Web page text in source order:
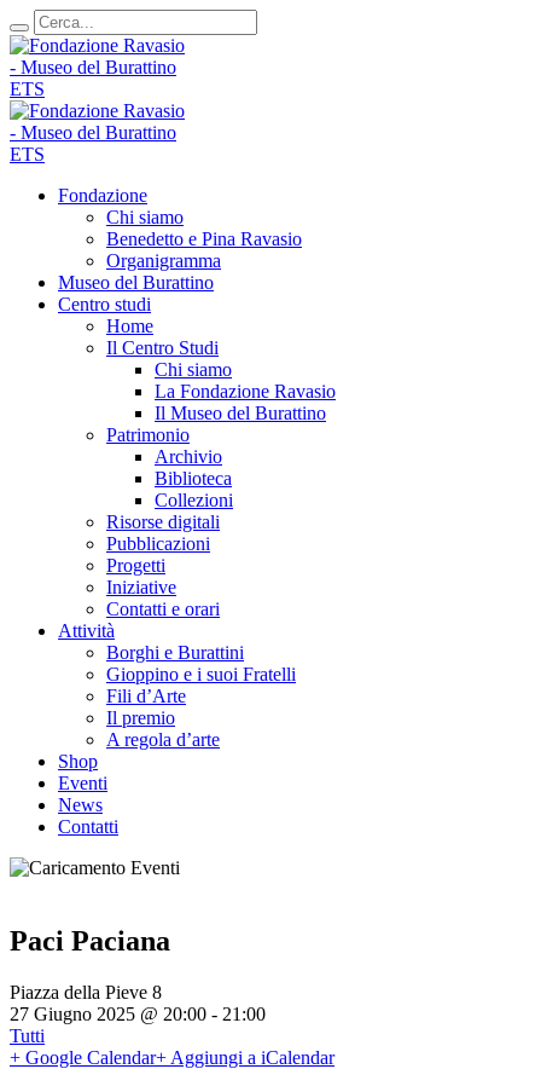
Fondazione
Chi siamo
Benedetto e Pina Ravasio
Organigramma
Museo del Burattino
Centro studi
Home
Il Centro Studi
Chi siamo
La Fondazione Ravasio
Il Museo del Burattino
Patrimonio
Archivio
Biblioteca
Collezioni
Risorse digitali
Pubblicazioni
Progetti
Iniziative
Contatti e orari
Attività
Borghi e Burattini
Gioppino e i suoi Fratelli
Fili d’Arte
Il premio
A regola d’arte
Shop
Eventi
News
Contatti
Paci Paciana
Piazza della Pieve 8
27 Giugno 2025 @ 20:00 - 21:00
Tutti
+ Google Calendar+ Aggiungi a iCalendar